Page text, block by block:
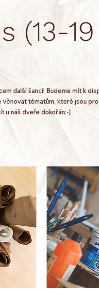
(13-
další šanci! Budeme mít k
věnovat tématům, které jsou
u náš dveře dokořán:-)